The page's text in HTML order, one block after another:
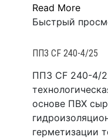
Read More
Быстрый
ППЗ CF 240-4/25
ППЗ CF 240-4/
основе ПВХ
герметизации